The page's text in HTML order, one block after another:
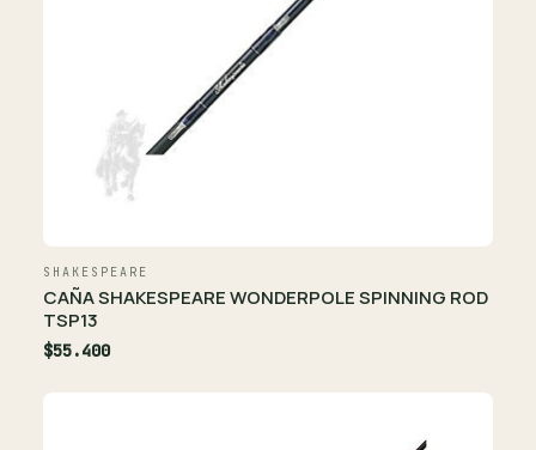
SHAKESPEARE
CAÑA SHAKESPEARE WONDERPOLE SPINNING ROD
TSP13
$55.400